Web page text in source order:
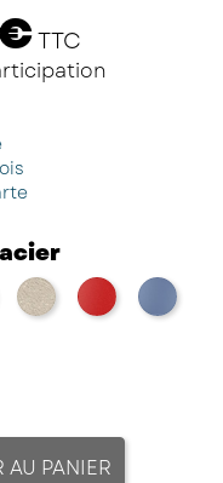
TTC
champagne
rouge bleu
AU PANIER